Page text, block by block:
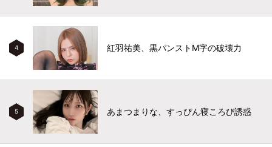
4 紅羽祐美、黒パンストM字の破壊力
5 あまつまりな、すっぴん寝ころび誘惑